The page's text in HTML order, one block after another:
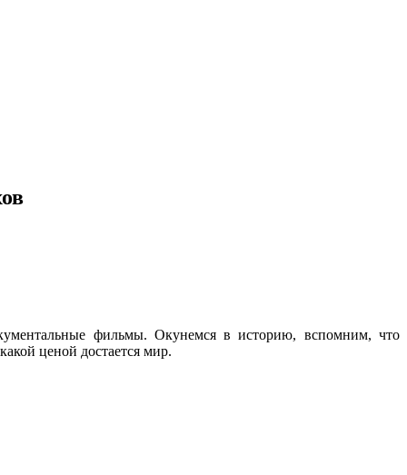
фильмы. Окунемся в историю, вспомним, что
ценой достается мир.